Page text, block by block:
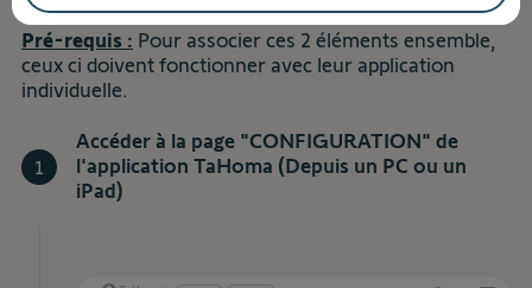
la
sélection.
Pré-requis : Pour associer ces 2 éléments ensemble,
ceux ci doivent fonctionner avec leur application
individuelle.
1
Accéder à la page "CONFIGURATION" de
l'application TaHoma (Depuis un PC ou un
iPad)